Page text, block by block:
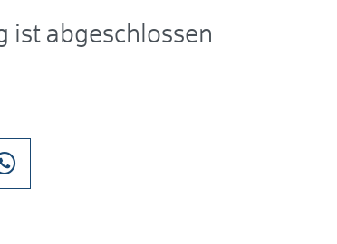
ist abgeschlossen